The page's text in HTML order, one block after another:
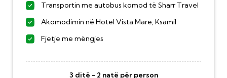
Transportin me autobus komod të Sharr Travel
Akomodimin në Hotel Vista Mare, Ksamil
Fjetje me mëngjes
3 ditë - 2 natë për person